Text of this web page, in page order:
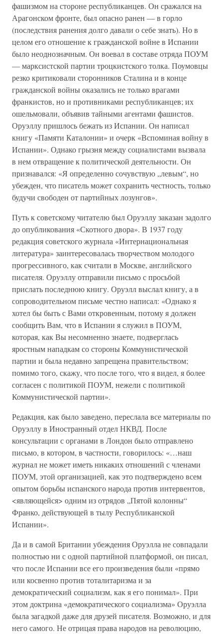
фашизмом на стороне республиканцев. Он сражался на
Арагонском фронте, был опасно ранен — в горло
(последствия ранения долго давали о себе знать). Но в
целом его отношение к гражданской войне в Испании
было неоднозначным. Он воевал в составе отряда ПОУМ
— марксистской партии троцкистского толка. Поумовцы
резко критиковали сторонников Сталина и в конце
гражданской войны оказались не только врагами
франкистов, но и противниками республиканцев; их
ошельмовали, объявив тайными агентами фашистов.
Оруэллу пришлось бежать из Испании. Он написал
книгу «Памяти Каталонии» и очерк «Вспоминая войну в
Испании». Однако грызня между социалистами вызвала
в нем отвращение к политической деятельности. Он
признавался: «Я определенно сочувствую „левым“, но
убежден, что писатель может сохранить честность, только
будучи свободен от партийных лозунгов».
Путь к советскому читателю был Оруэллу заказан задолго
до опубликования «Скотного двора». В 1937 году
редакция советского журнала «Интернациональная
литература» заинтересовалась творчеством молодого
прогрессивного, как считали в Москве, английского
писателя. Оруэллу отправили письмо с просьбой
прислать последнюю книгу. Оруэлл выслал книгу, а в
сопроводительном письме честно написал: «Однако я
хотел бы быть с Вами откровенным, потому я должен
сообщить Вам, что в Испании я служил в ПОУМ,
которая, как Вы несомненно знаете, подверглась
яростным нападкам со стороны Коммунистической
партии и была недавно запрещена правительством;
помимо того, скажу, что после того, что я видел, я более
согласен с политикой ПОУМ, нежели с политикой
Коммунистической партии».
Редакция, как было заведено, переслала все материалы по
Оруэллу в Иностранный отдел НКВД. После
консультации с органами в Лондон было отправлено
письмо, в котором, в частности, говорилось: «…наш
журнал не может иметь никаких отношений с членами
ПОУМ, этой организацией, как это подтверждено всем
опытом борьбы испанского народа против интервентов,
<являющейся> одним из отрядов „Пятой колонны“
Франко, действующей в тылу Республиканской
Испании».
Да и в самой Британии убеждения Оруэлла не совпадали
полностью ни с одной партийной платформой, он писал,
что после Испании все его произведения были «прямо
или косвенно против тоталитаризма и за
демократический социализм, как я его понимал». При
этом доктрина «демократического социализма» Оруэлла
была загадкой даже для друзей писателя. Возможно, и для
него самого. Не отрицая права народов на революцию,